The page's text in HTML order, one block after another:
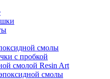
смолы
с пробкой
смолой Resin Art
смолы